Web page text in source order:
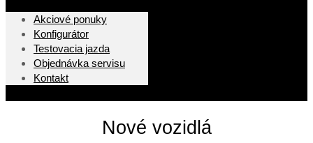
Akciové ponuky
Konfigurátor
Testovacia jazda
Objednávka servisu
Kontakt
Nové vozidlá